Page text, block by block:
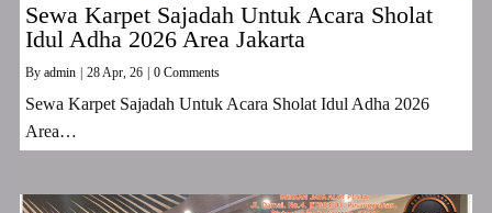
Sewa Karpet Sajadah Untuk Acara Sholat
Idul Adha 2026 Area Jakarta
By admin 28Apr, 26 0 Comments
Sewa Karpet Sajadah Untuk Acara Sholat Idul Adha 2026
Area…